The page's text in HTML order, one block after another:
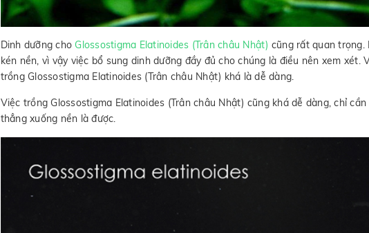
Dinh dưỡng cho Glossostigma Elatinoides (Trân châu Nhật) cũng rất quan trọng.
kén nền, vì vậy việc bổ sung dinh dưỡng đầy đủ cho chúng là điều nên xem xét.
trồng Glossostigma Elatinoides (Trân châu Nhật) khá là dễ dàng.
Việc trồng Glossostigma Elatinoides (Trân châu Nhật) cũng khá dễ dàng, chỉ
thẳng xuống nền là được.